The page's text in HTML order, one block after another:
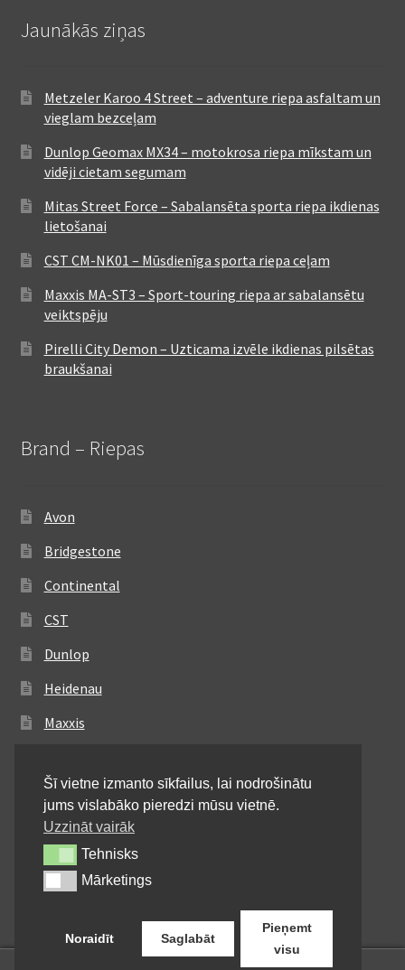
Jaunākās ziņas
Metzeler Karoo 4 Street – adventure riepa asfaltam un
vieglam bezceļam
Dunlop Geomax MX34 – motokrosa riepa mīkstam un
vidēji cietam segumam
Mitas Street Force – Sabalansēta sporta riepa ikdienas
lietošanai
CST CM-NK01 – Mūsdienīga sporta riepa ceļam
Maxxis MA-ST3 – Sport-touring riepa ar sabalansētu
veiktspēju
Pirelli City Demon – Uzticama izvēle ikdienas pilsētas
braukšanai
Brand – Riepas
Avon
Bridgestone
Continental
CST
Dunlop
Heidenau
Maxxis
Michelin
Mitas
Pirelli
Shinko
Šī vietne izmanto sīkfailus, lai nodrošinātu
jums vislabāko pieredzi mūsu vietnē.
Uzzināt vairāk
TehnisksTehnisks
MārketingsMārketings
Noraidīt Saglabāt
Pieņemt
visu